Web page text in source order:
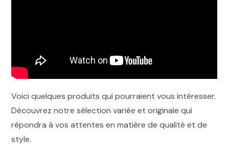
Voici quelques produits qui pourraient vous intéresser.
Découvrez notre sélection variée et originale qui
répondra à vos attentes en matière de qualité et de
style.